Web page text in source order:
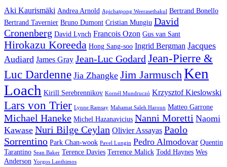
Aki Kaurismäki Andrea Arnold Apichatpong Weerasethakul Bertrand Bonello
Bertrand Tavernier Bruno Dumont Cristian Mungiu David
Cronenberg David Lynch Francois Ozon Gus van Sant
Hirokazu Koreeda Hong Sang-soo Ingrid Bergman Jacques
Audiard James Gray Jean-Luc Godard Jean-Pierre &
Luc Dardenne Jia Zhangke Jim JarmuschKen
Loach Kirill Serebrennikov Kornél Mundruczó Krzysztof Kieslowski
Lars von Trier Lynne Ramsay Mahamat Saleh Haroun Matteo Garrone
Michael Haneke Michel Hazanavicius Nanni Moretti Naomi
Kawase Nuri Bilge Ceylan Olivier Assayas Paolo
Sorrentino Park Chan-wook Pavel Lungin Pedro Almodovar Quentin
Tarantino Sean Baker Terence Davies Terrence Malick Todd Haynes Wes
Anderson Yorgos Lanthimos